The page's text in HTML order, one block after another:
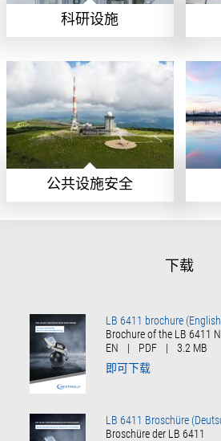
科研设施
公共设施安全
下载
LB 6411 brochure
Brochure of the LB 6411
EN
| PDF |
3.2 MB
即可下载
LB 6411 Broschüre
Broschüre der LB 6411